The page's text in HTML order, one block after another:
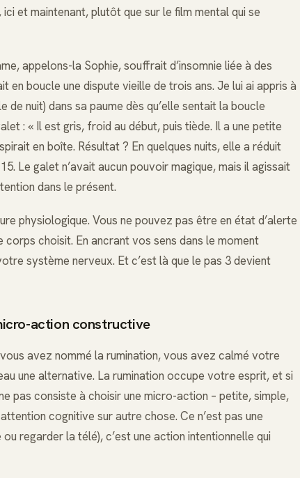
et maintenant, plutôt que sur le film mental qui se
appelons-la Sophie, souffrait d’insomnie liée à des
en boucle une dispute vieille de trois ans. Je lui ai appris à
de nuit) dans sa paume dès qu’elle sentait la boucle
: « Il est gris, froid au début, puis tiède. Il a une petite
en boîte. Résultat ? En quelques nuits, elle a réduit
Le galet n’avait aucun pouvoir magique, mais il agissait
dans le présent.
physiologique. Vous ne pouvez pas être en état d’alerte
choisit. En ancrant vos sens dans le moment
système nerveux. Et c’est là que le pas 3 devient
action constructive
avez nommé la rumination, vous avez calmé votre
une alternative. La rumination occupe votre esprit, et si
pas consiste à choisir une micro-action – petite, simple,
cognitive sur autre chose. Ce n’est pas une
regarder la télé), c’est une action intentionnelle qui